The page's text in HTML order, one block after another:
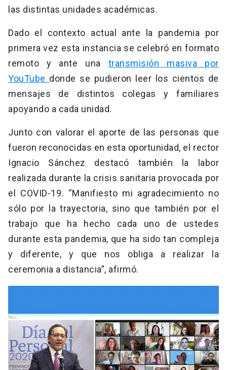
las distintas unidades académicas.
Dado el contexto actual ante la pandemia por
primera vez esta instancia se celebró en formato
remoto y ante una transmisión masiva por
YouTube donde se pudieron leer los cientos de
mensajes de distintos colegas y familiares
apoyando a cada unidad.
Junto con valorar el aporte de las personas que
fueron reconocidas en esta oportunidad, el rector
Ignacio Sánchez destacó también la labor
realizada durante la crisis sanitaria provocada por
el COVID-19. “Manifiesto mi agradecimiento no
sólo por la trayectoria, sino que también por el
trabajo que ha hecho cada uno de ustedes
durante esta pandemia, que ha sido tan compleja
y diferente, y que nos obliga a realizar la
ceremonia a distancia”, afirmó.